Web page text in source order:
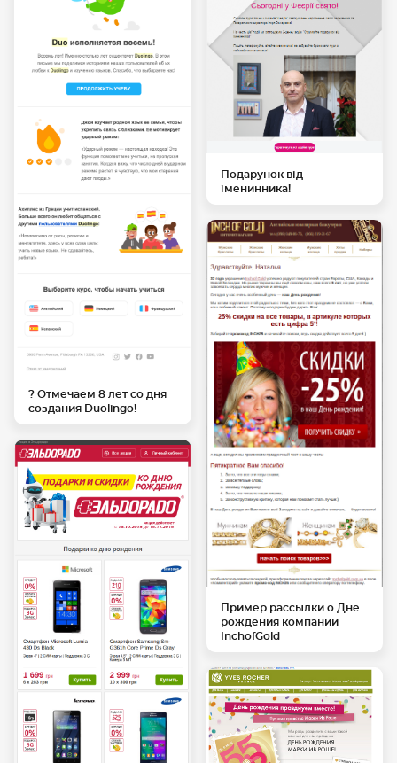
? Отмечаем 8 лет со дня
создания Duolingo!
Подарунок від
іменинника!
Пример рассылки о Дне
рождения компании
InchofGold